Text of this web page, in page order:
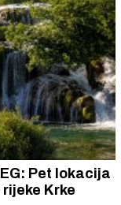
Pet lokacija
Krke